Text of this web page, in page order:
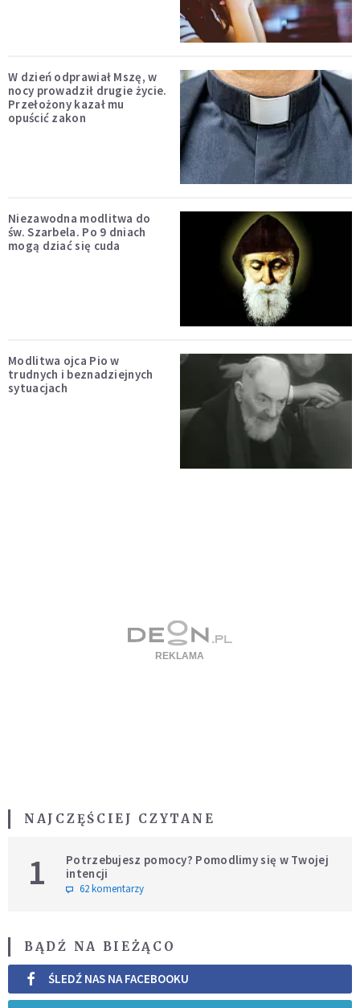
W dzień odprawiał Mszę, w
nocy prowadził drugie życie.
Przełożony kazał mu
opuścić zakon
Niezawodna modlitwa do
św. Szarbela. Po 9 dniach
mogą dziać się cuda
Modlitwa ojca Pio w
trudnych i beznadziejnych
sytuacjach
NAJCZĘŚCIEJ CZYTANE
1
Potrzebujesz pomocy? Pomodlimy się w Twojej
intencji
62 komentarzy
BĄDŹ NA BIEŻĄCO
ŚLEDŹ NAS NA FACEBOOKU